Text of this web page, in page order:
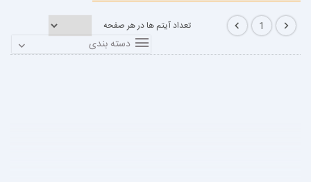
1 تعداد آیتم ها در هر صفحه
دسته بندی